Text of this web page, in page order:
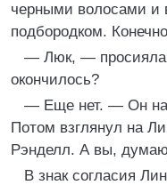
черными волосами и
подбородком.
— Люк, — просияла
окончилось?
— Еще нет. — Он
Потом взглянул на
Рэнделл. А вы,
В знак согласия